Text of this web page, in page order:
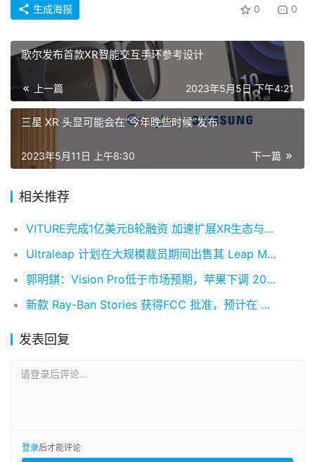
生成海报 0 0
歌尔发布首款XR智能交互手环参考设计
上一篇 2023年5月5日 下午4:21
三星 XR 头显可能会在“今年晚些时候”发布
下一篇
2023年5月11日 上午8:30
相关推荐
VITURE完成1亿美元B轮融资 加速扩展XR生态与企业级应用
Ultraleap 计划在大规模裁员期间出售其 Leap Motion 手部追踪部门
郭明錤：Vision Pro低于市场预期，苹果下调 2024-2025 预期出货量
新款 Ray-Ban Stories 获得FCC 批准，预计在 Meta Connect 上发布
发表回复
请登录后评论...
登录后才能评论